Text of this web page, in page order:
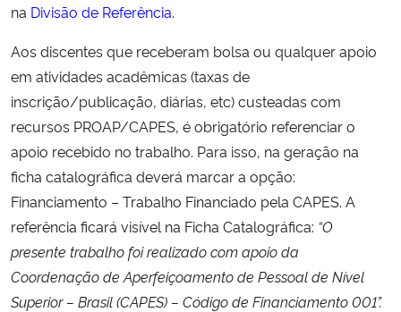
na Divisão de Referência.
Aos discentes que receberam bolsa ou qualquer apoio
em atividades acadêmicas (taxas de
inscrição/publicação, diárias, etc) custeadas com
recursos PROAP/CAPES, é obrigatório referenciar o
apoio recebido no trabalho. Para isso, na geração na
ficha catalográfica deverá marcar a opção:
Financiamento – Trabalho Financiado pela CAPES. A
referência ficará visível na Ficha Catalográfica: “O
presente trabalho foi realizado com apoio da
Coordenação de Aperfeiçoamento de Pessoal de Nível
Superior – Brasil (CAPES) – Código de Financiamento 001”.